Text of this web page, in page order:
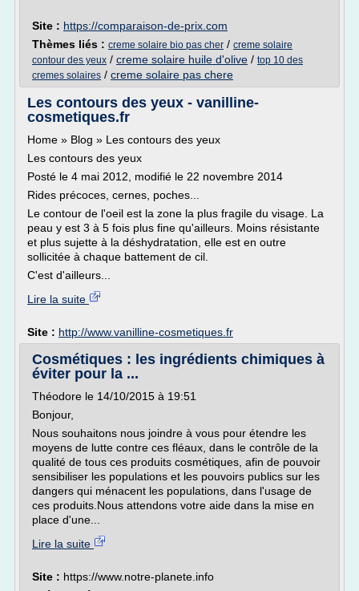
Site : https://comparaison-de-prix.com
Thèmes liés : creme solaire bio pas cher / creme solaire
contour des yeux / creme solaire huile d'olive / top 10 des
cremes solaires / creme solaire pas chere
Les contours des yeux - vanilline-
cosmetiques.fr
Home » Blog » Les contours des yeux
Les contours des yeux
Posté le 4 mai 2012, modifié le 22 novembre 2014
Rides précoces, cernes, poches...
Le contour de l'oeil est la zone la plus fragile du visage. La
peau y est 3 à 5 fois plus fine qu'ailleurs. Moins résistante
et plus sujette à la déshydratation, elle est en outre
sollicitée à chaque battement de cil.
C'est d'ailleurs...
Lire la suite
Site : http://www.vanilline-cosmetiques.fr
Cosmétiques : les ingrédients chimiques à
éviter pour la ...
Théodore le 14/10/2015 à 19:51
Bonjour,
Nous souhaitons nous joindre à vous pour étendre les
moyens de lutte contre ces fléaux, dans le contrôle de la
qualité de tous ces produits cosmétiques, afin de pouvoir
sensibiliser les populations et les pouvoirs publics sur les
dangers qui ménacent les populations, dans l'usage de
ces produits.Nous attendons votre aide dans la mise en
place d'une...
Lire la suite
Site : https://www.notre-planete.info